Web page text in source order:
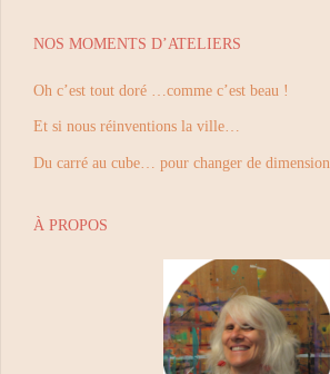
de
NOS MOMENTS D’ATELIERS
Oh c’est tout doré …comme c’est beau !
Et si nous réinventions la ville…
Du carré au cube… pour changer de dimension
À PROPOS